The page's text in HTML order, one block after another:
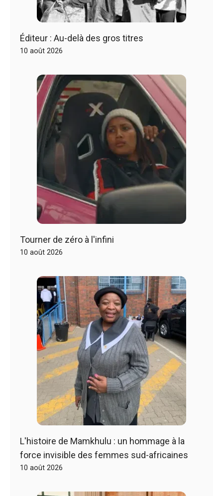
Éditeur : Au-delà des gros titres
10 août 2026
Tourner de zéro à l'infini
10 août 2026
L'histoire de Mamkhulu : un hommage à la
force invisible des femmes sud-africaines
10 août 2026